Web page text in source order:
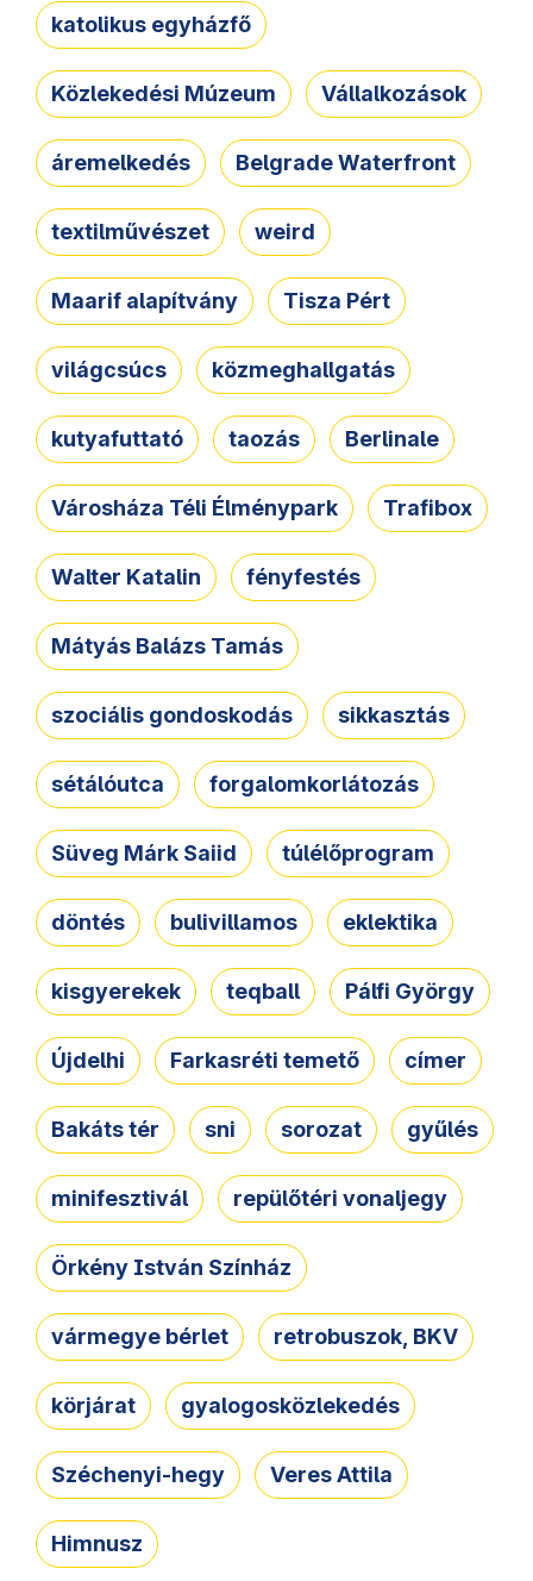
katolikus egyházfő
Közlekedési Múzeum Vállalkozások
áremelkedés Belgrade Waterfront
textilművészet weird
Maarif alapítvány Tisza Pért
világcsúcs közmeghallgatás
kutyafuttató taozás Berlinale
Városháza Téli Élménypark Trafibox
Walter Katalin fényfestés
Mátyás Balázs Tamás
szociális gondoskodás sikkasztás
sétálóutca forgalomkorlátozás
Süveg Márk Saiid túlélőprogram
döntés bulivillamos eklektika
kisgyerekek teqball Pálfi György
Újdelhi Farkasréti temető címer
Bakáts tér sni sorozat gyűlés
minifesztivál repülőtéri vonaljegy
Örkény István Színház
vármegye bérlet retrobuszok, BKV
körjárat gyalogosközlekedés
Széchenyi-hegy Veres Attila
Himnusz